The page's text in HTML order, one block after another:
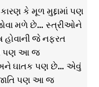
કે મૂળ મુદ્દામાં પણ
મળે છે… સ્ત્રીઓને
હોવાની જે નફરત
એ પણ આ જ
ઘાતક પણ છે… એવું
પણ આ જ